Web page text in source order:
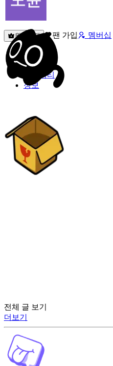
원픽선택 팬 가입 멤버십
밐타운
피드
커뮤니티
정보
전체 글 보기
더보기